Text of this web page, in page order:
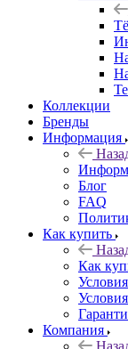
Коллекции
Бренды
Информация
Блог
FAQ
Как купить
Как
Компания